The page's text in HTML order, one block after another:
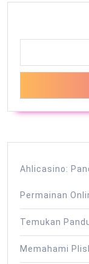
Ahlicasino:
Permainan
Temukan
Memahami